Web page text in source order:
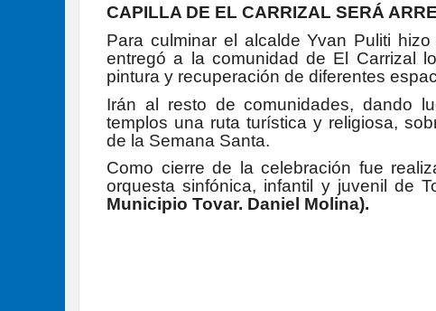
CAPILLA DE EL CARRIZAL SERÁ
Para culminar el alcalde Yvan Puliti
entregó a la comunidad de El Carrizal
pintura y recuperación de diferentes
Irán al resto de comunidades, dando
templos una ruta turística y religiosa,
de la Semana Santa.
Como cierre de la celebración fue
orquesta sinfónica, infantil y juvenil de
Municipio Tovar. Daniel Molina).